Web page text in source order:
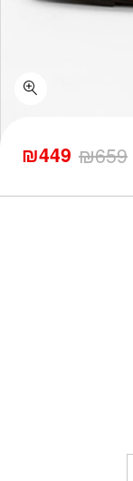
₪659
המחיר
המקורי
₪449 המחיר
הנוכחי